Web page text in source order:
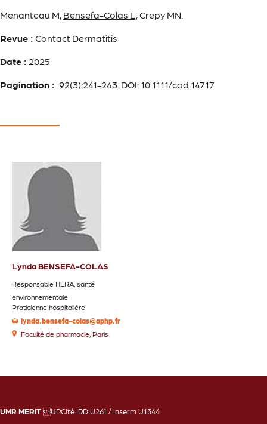
Menanteau M, Bensefa-Colas L,Crepy MN.
Revue : Contact Dermatitis
Date : 2025
Pagination : 92(3):241-243. DOI: 10.1111/cod.14717
Lynda BENSEFA-COLAS
Responsable HERA, santé
environnementale
Praticienne hospitalière
lynda.bensefa-colas@aphp.fr
Faculté de pharmacie, Paris
UMR MERIT UPCité IRD U261 / Inserm U1344